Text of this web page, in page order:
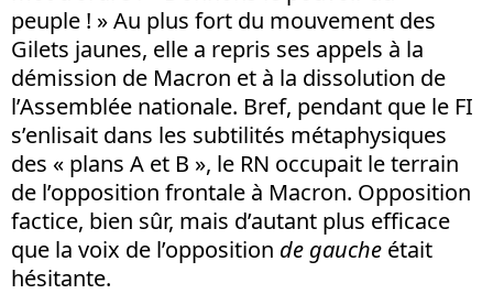
peuple ! » Au plus fort du mouvement des
Gilets jaunes, elle a repris ses appels à la
démission de Macron et à la dissolution de
l’Assemblée nationale. Bref, pendant que le FI
s’enlisait dans les subtilités métaphysiques
des « plans A et B », le RN occupait le terrain
de l’opposition frontale à Macron. Opposition
factice, bien sûr, mais d’autant plus efficace
que la voix de l’opposition de gauche était
hésitante.